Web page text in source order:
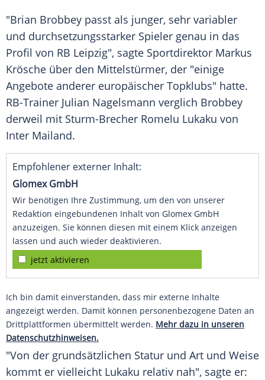
"Brian Brobbey passt als junger, sehr variabler
und durchsetzungsstarker Spieler genau in das
Profil von RB Leipzig", sagte Sportdirektor Markus
Krösche über den Mittelstürmer, der "einige
Angebote anderer europäischer Topklubs" hatte.
RB-Trainer Julian Nagelsmann verglich Brobbey
derweil mit Sturm-Brecher Romelu Lukaku von
Inter Mailand.
Empfohlener externer Inhalt:
Glomex GmbH
Wir benötigen Ihre Zustimmung, um den von unserer
Redaktion eingebundenen Inhalt von Glomex GmbH
anzuzeigen. Sie können diesen mit einem Klick anzeigen
lassen und auch wieder deaktivieren.
jetzt aktivieren
Ich bin damit einverstanden, dass mir externe Inhalte
angezeigt werden. Damit können personenbezogene Daten an
Drittplattformen übermittelt werden. Mehr dazu in unseren
Datenschutzhinweisen.
"Von der grundsätzlichen Statur und Art und Weise
kommt er vielleicht Lukaku relativ nah", sagte er: